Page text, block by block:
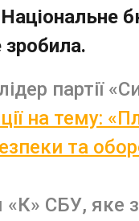
партії
на тему:
та
«К» СБУ, яке